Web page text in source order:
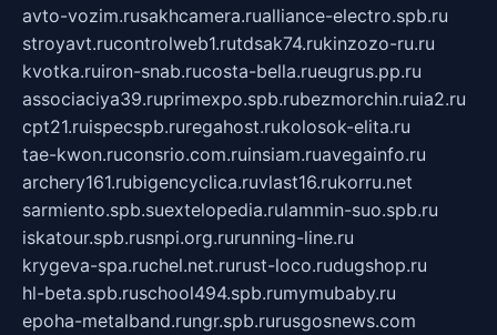
avto-vozim.rusakhcamera.rualliance-electro.spb.ru
stroyavt.rucontrolweb1.rutdsak74.rukinzozo-ru.ru
kvotka.ruiron-snab.rucosta-bella.rueugrus.pp.ru
associaciya39.ruprimexpo.spb.rubezmorchin.ruia2.ru
cpt21.ruispecspb.ruregahost.rukolosok-elita.ru
tae-kwon.ruconsrio.com.ruinsiam.ruavegainfo.ru
archery161.rubigencyclica.ruvlast16.rukorru.net
sarmiento.spb.suextelopedia.rulammin-suo.spb.ru
iskatour.spb.rusnpi.org.rurunning-line.ru
krygeva-spa.ruchel.net.rurust-loco.rudugshop.ru
hl-beta.spb.ruschool494.spb.rumymubaby.ru
epoha-metalband.rungr.spb.rurusgosnews.com